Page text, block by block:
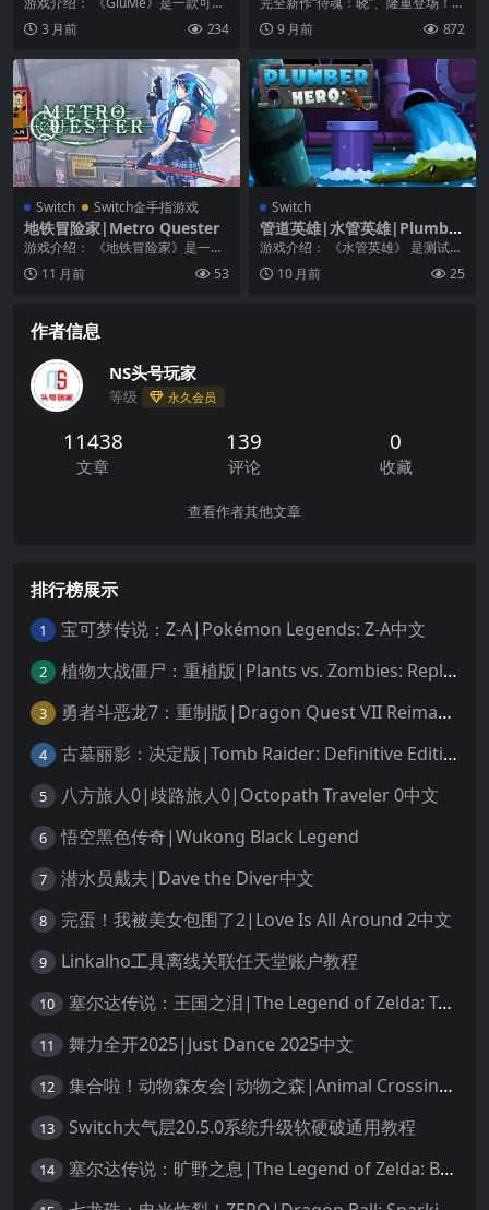
的 Sokoban 风格解谜游戏。在网格
中移...3 月前 234
“侍魂”系列自 1993 年诞生于世，用
冷兵器...
9 月前 872
Switch Switch金手指游戏
地铁冒险家|Metro Quester
游戏介绍： 《地铁冒险家》是一款
基于后世界末日未来主义世界的地
下城探索RPG游戏...
11 月前 53
Switch
管道英雄|水管英雄|Plumber
Hero
游戏介绍： 《水管英雄》 是测试您
的创造力的一种令人兴奋的方式。
有 3 个主要关...
10 月前 25
作者信息
NS头号玩家
等级 永久会员
11438
文章
139
评论
0
收藏
查看作者其他文章
排行榜展示
1 宝可梦传说：Z-A|Pokémon Legends: Z-A中文
2 植物大战僵尸：重植版|Plants vs. Zombies: Replanted中文
3 勇者斗恶龙7：重制版|Dragon Quest VII Reimagined中文
4 古墓丽影：决定版|Tomb Raider: Definitive Edition中文
5 八方旅人0|歧路旅人0|Octopath Traveler 0中文
6 悟空黑色传奇|Wukong Black Legend
7 潜水员戴夫|Dave the Diver中文
8 完蛋！我被美女包围了2|Love Is All Around 2中文
9 Linkalho工具离线关联任天堂账户教程
10 塞尔达传说：王国之泪|The Legend of Zelda: Tears of the Kingdom中文
11 舞力全开2025|Just Dance 2025中文
12 集合啦！动物森友会|动物之森|Animal Crossing: New Horizons中文
13 Switch大气层20.5.0系统升级软硬破通用教程
14 塞尔达传说：旷野之息|The Legend of Zelda: Breath of the Wild中文